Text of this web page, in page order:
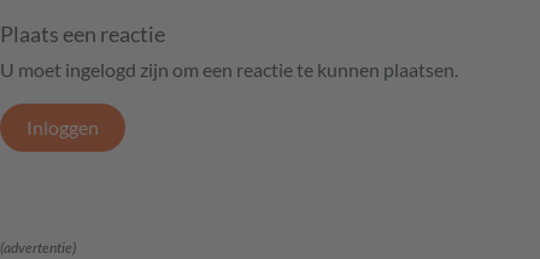
Plaats een reactie
U moet ingelogd zijn om een reactie te kunnen plaatsen.
Inloggen
(advertentie)